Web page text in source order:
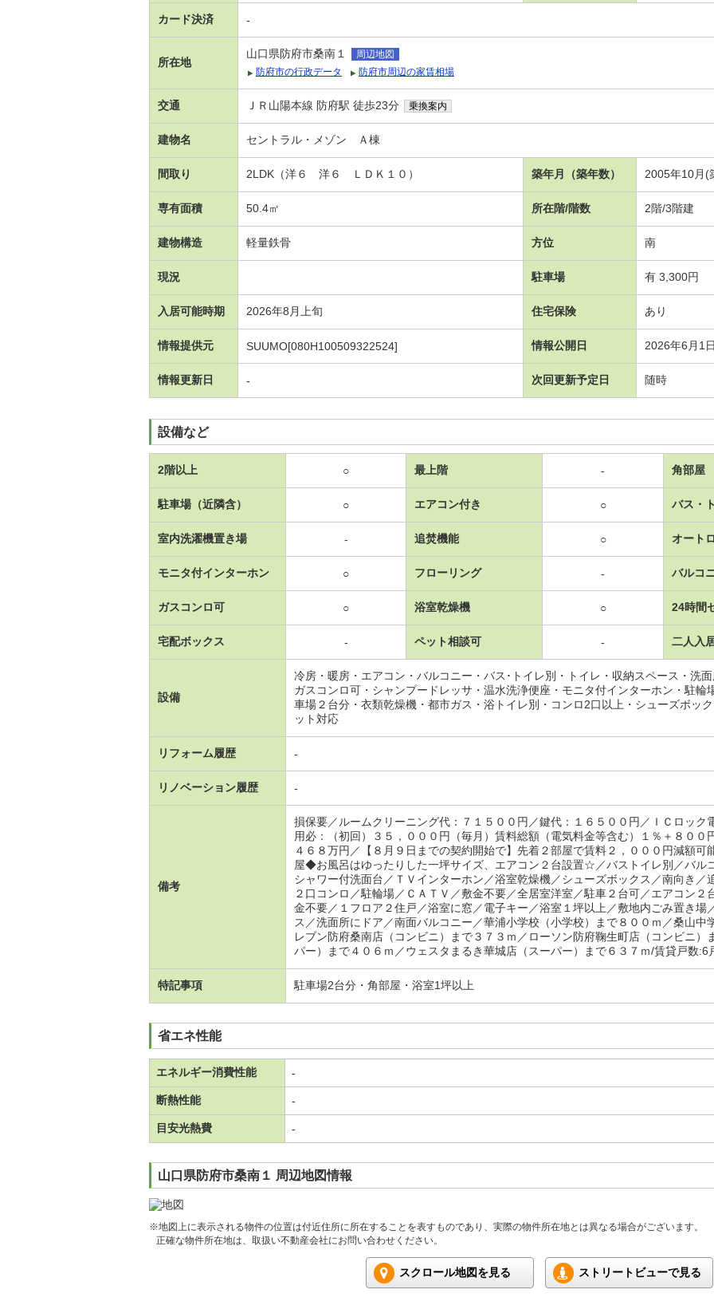
カード決済 -
所在地
山口県防府市桑南１
周辺地図
防府市の行政データ
防府市周辺の家賃相場
交通 ＪＲ山陽本線 防府駅 徒歩23分 乗換案内
建物名 セントラル・メゾン Ａ棟
間取り 2LDK（洋６ 洋６ ＬＤＫ１０） 築年月（築年数） 2005年10月(
専有面積 50.4㎡ 所在階/階数 2階/3階建
建物構造 軽量鉄骨 方位 南
現況 駐車場 有 3,300円
入居可能時期 2026年8月上旬 住宅保険 あり
情報提供元 SUUMO[080H100509322524] 情報公開日 2026年6月1日
情報更新日 - 次回更新予定日 随時
設備など
2階以上 ○ 最上階 - 角部屋
駐車場（近隣含） ○ エアコン付き ○ バス・
室内洗濯機置き場 - 追焚機能 ○ オート
モニタ付インターホン ○ フローリング - バルコ
ガスコンロ可 ○ 浴室乾燥機 ○ 24時間
宅配ボックス - ペット相談可 - 二人入
設備
冷房・暖房・エアコン・バルコニー・バス･トイレ別・トイレ・収納スペース・洗
ガスコンロ可・シャンプードレッサ・温水洗浄便座・モニタ付インターホン・駐輪
車場２台分・衣類乾燥機・都市ガス・浴トイレ別・コンロ2口以上・シューズボッ
ット対応
リフォーム履歴 -
リノベーション履歴 -
備考
損保要／ルームクリーニング代：７１５００円／鍵代：１６５００円／ＩＣロック
用必：（初回）３５，０００円（毎月）賃料総額（電気料金等含む）１％＋８００
４６８万円／【８月９日までの契約開始で】先着２部屋で賃料２，０００円減額
屋◆お風呂はゆったりした一坪サイズ、エアコン２台設置☆／バストイレ別／バル
シャワー付洗面台／ＴＶインターホン／浴室乾燥機／シューズボックス／南向き／
２口コンロ／駐輪場／ＣＡＴＶ／敷金不要／全居室洋室／駐車２台可／エアコン
金不要／１フロア２住戸／浴室に窓／電子キー／浴室１坪以上／敷地内ごみ置き場
ス／洗面所にドア／南面バルコニー／華浦小学校（小学校）まで８００ｍ／桑山中
レブン防府桑南店（コンビニ）まで３７３ｍ／ローソン防府鞠生町店（コンビニ）
パー）まで４０６ｍ／ウェスタまるき華城店（スーパー）まで６３７ｍ/賃貸戸数:6
特記事項 駐車場2台分・角部屋・浴室1坪以上
省エネ性能
エネルギー消費性能 -
断熱性能 -
目安光熱費 -
山口県防府市桑南１ 周辺地図情報
※地図上に表示される物件の位置は付近住所に所在することを表すものであり、実際の物件所在地とは異なる場合がございます。
正確な物件所在地は、取扱い不動産会社にお問い合わせください。
スクロール地図を見る ストリートビューで見る